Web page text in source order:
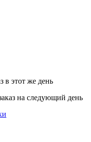
в этот же день
на следующий день